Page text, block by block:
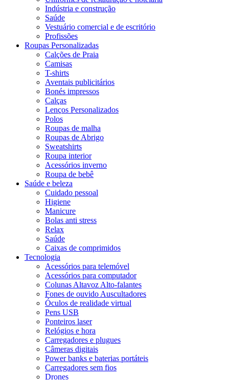
Indústria e construção
Saúde
Vestuário comercial e de escritório
Profissões
Roupas Personalizadas
Calções de Praia
Camisas
T-shirts
Aventais publicitários
Bonés impressos
Calças
Lenços Personalizados
Polos
Roupas de malha
Roupas de Abrigo
Sweatshirts
Roupa interior
Acessórios inverno
Roupa de bebê
Saúde e beleza
Cuidado pessoal
Higiene
Manicure
Bolas anti stress
Relax
Saúde
Caixas de comprimidos
Tecnologia
Acessórios para telemóvel
Acessórios para computador
Colunas Altavoz Alto-falantes
Fones de ouvido Auscultadores
Óculos de realidade virtual
Pens USB
Ponteiros laser
Relógios e hora
Carregadores e plugues
Câmeras digitais
Power banks e baterias portáteis
Carregadores sem fios
Drones